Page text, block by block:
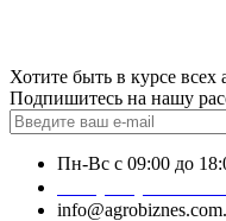
Хотите быть в курсе всех
Подпишитесь на нашу
Пн-Вс с 09:00 до